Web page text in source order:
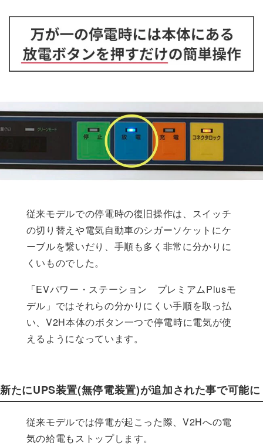
従来モデルでの停電時の復旧操作は、スイッチ
の切り替えや電気自動車のシガーソケットにケ
ーブルを繋いだり、手順も多く非常に分かりに
くいものでした。
「EVパワー・ステーション プレミアムPlusモ
デル」ではそれらの分かりにくい手順を取っ払
い、V2H本体のボタン一つで停電時に電気が使
えるようになっています。
新たにUPS装置(無停電装置)が追加された事で可能に
従来モデルでは停電が起こった際、V2Hへの電
気の給電もストップします。